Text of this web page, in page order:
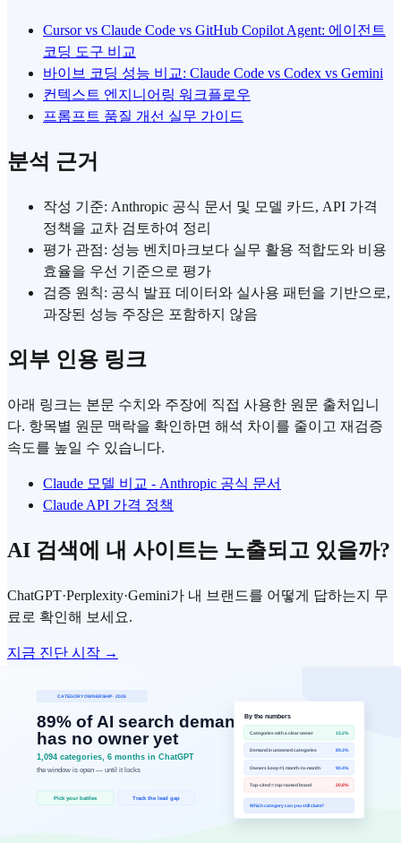
Cursor vs Claude Code vs GitHub Copilot Agent: 에이전트
코딩 도구 비교
바이브 코딩 성능 비교: Claude Code vs Codex vs Gemini
컨텍스트 엔지니어링 워크플로우
프롬프트 품질 개선 실무 가이드
분석 근거
작성 기준: Anthropic 공식 문서 및 모델 카드, API 가격
정책을 교차 검토하여 정리
평가 관점: 성능 벤치마크보다 실무 활용 적합도와 비용
효율을 우선 기준으로 평가
검증 원칙: 공식 발표 데이터와 실사용 패턴을 기반으로,
과장된 성능 주장은 포함하지 않음
외부 인용 링크
아래 링크는 본문 수치와 주장에 직접 사용한 원문 출처입니
다. 항목별 원문 맥락을 확인하면 해석 차이를 줄이고 재검증
속도를 높일 수 있습니다.
Claude 모델 비교 - Anthropic 공식 문서
Claude API 가격 정책
AI 검색에 내 사이트는 노출되고 있을까?
ChatGPT·Perplexity·Gemini가 내 브랜드를 어떻게 답하는지 무
료로 확인해 보세요.
지금 진단 시작 →